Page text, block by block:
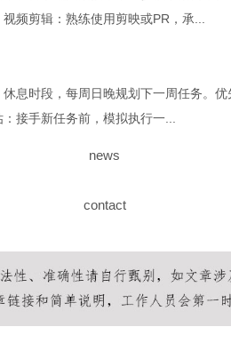
频剪辑：熟练使用剪映或PR，承...
息时段，每周日晚规划下一周任务。
接手新任务前，模拟执行一...
news
contact